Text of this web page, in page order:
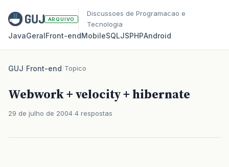
ARQUIVO
Discussoes de Programacao e
Tecnologia
JavaGeralFront‑endMobileSQLJSPHPAndroid
GUJ/Front-end/Topico
Webwork + velocity + hibernate
29 de julho de 2004 4 respostas